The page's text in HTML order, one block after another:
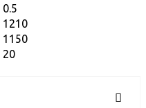
0.5
1210
1150
20